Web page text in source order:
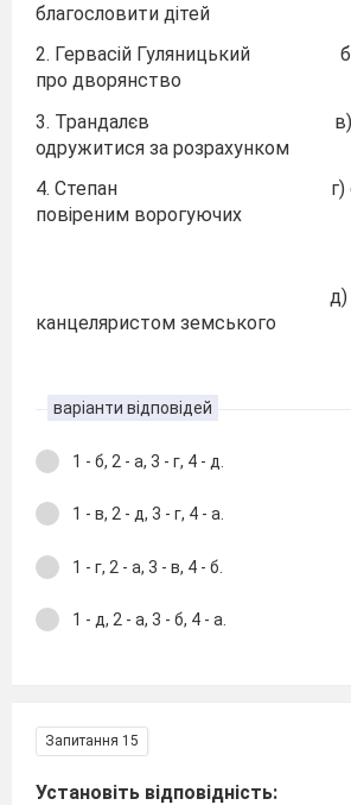
благословити дітей
2. Гервасій Гуляницький б)
про дворянство
3. Трандалєв в)
одружитися за розрахунком
4. Степан г)
повіреним ворогуючих
д)
канцеляристом земського
варіанти відповідей
1 - б, 2 - а, 3 - г, 4 - д.
1 - в, 2 - д, 3 - г, 4 - а.
1 - г, 2 - а, 3 - в, 4 - б.
1 - д, 2 - а, 3 - б, 4 - а.
Запитання 15
Установіть